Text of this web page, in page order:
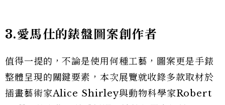
3.愛馬仕的錶盤圖案創作者
值得一提的，不論是使用何種工藝，圖案更是手錶
整體呈現的關鍵要素，本次展覽就收錄多款取材於
插畫藝術家Alice Shirley與動物科學家Robert